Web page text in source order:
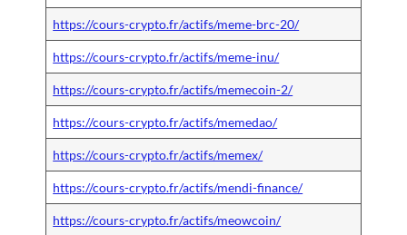
https://cours-crypto.fr/actifs/meme-brc-20/
https://cours-crypto.fr/actifs/meme-inu/
https://cours-crypto.fr/actifs/memecoin-2/
https://cours-crypto.fr/actifs/memedao/
https://cours-crypto.fr/actifs/memex/
https://cours-crypto.fr/actifs/mendi-finance/
https://cours-crypto.fr/actifs/meowcoin/